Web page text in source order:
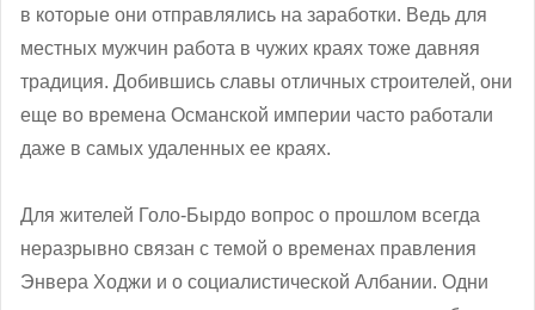
в которые они отправлялись на заработки. Ведь для
местных мужчин работа в чужих краях тоже давняя
традиция. Добившись славы отличных строителей, они
еще во времена Османской империи часто работали
даже в самых удаленных ее краях.
Для жителей Голо-Бырдо вопрос о прошлом всегда
неразрывно связан с темой о временах правления
Энвера Ходжи и о социалистической Албании. Одни